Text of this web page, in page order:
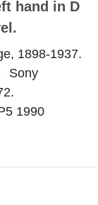
hand in D
1898-1937.
Sony
1990